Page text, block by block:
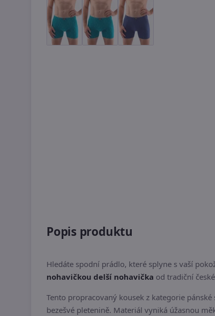
Popis produktu
Hledáte spodní prádlo, které splyne s vaší
nohavičkou delší nohavička od tradiční
Tento propracovaný kousek z kategorie
bezešvé pletenině. Materiál vyniká úžasnou